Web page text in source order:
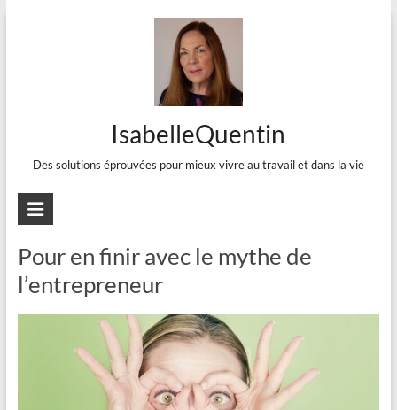
IsabelleQuentin
Des solutions éprouvées pour mieux vivre au travail et dans la vie
Entrepreneur
Pour en finir avec le mythe de
l’entrepreneur